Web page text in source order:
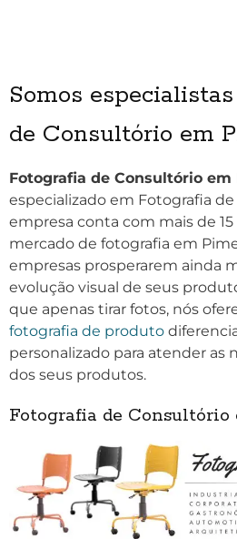
Somos
de Consultório em
Fotografia de Consultório em
especializado em Fotografia
empresa conta com mais de
mercado de fotografia em
empresas prosperarem ainda
evolução visual de seus
que apenas tirar fotos, nós
fotografia de produto
personalizado para atender as
dos seus produtos.
Fotografia de Consultório